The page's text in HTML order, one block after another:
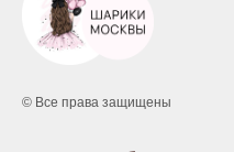
© Все права защищены